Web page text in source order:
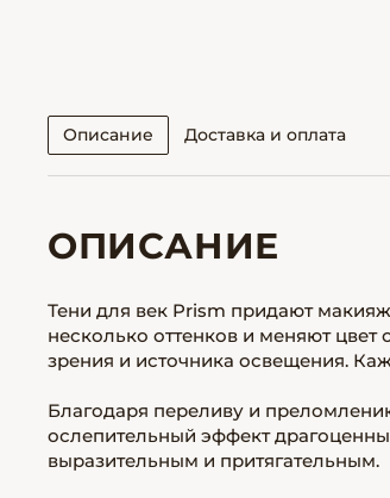
Описание Доставка и оплата
ОПИСАНИЕ
Тени для век Prism придают
несколько оттенков и меняют
зрения и источника освещения.
Благодаря переливу и
ослепительный эффект
выразительным и притягательным.